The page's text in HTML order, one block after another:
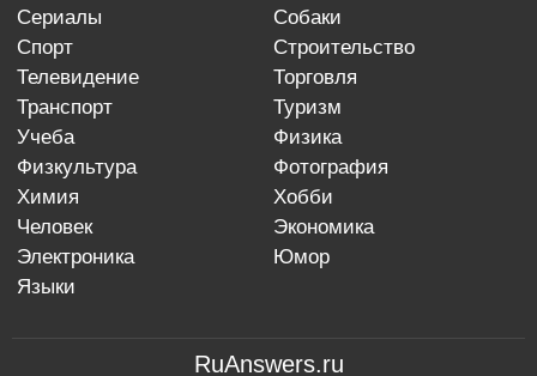
сериалы
собаки
спорт
строительство
телевидение
торговля
транспорт
туризм
учеба
физика
физкультура
фотография
химия
хобби
человек
экономика
электроника
юмор
языки
RuAnswers.ru